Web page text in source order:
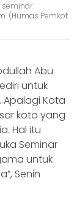
seminar
(Humas Pemkot
Abu
untuk
Apalagi Kota
kota yang
Hal itu
Seminar
untuk
Senin